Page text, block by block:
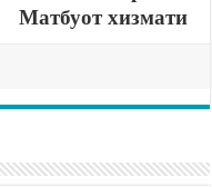
Матбуот хизмати